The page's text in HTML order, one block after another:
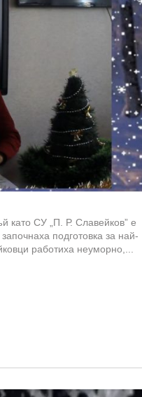
като СУ „П. Р. Славейков” е
подготовка за най-
работиха неуморно,...